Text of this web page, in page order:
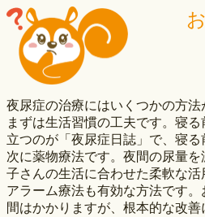
夜尿症の治療にはいくつかの方
まずは生活習慣の工夫です。寝
立つのが「夜尿症日誌」で、寝
次に薬物療法です。夜間の尿量
子さんの生活に合わせた柔軟な活
アラーム療法も有効な方法です
間はかかりますが、根本的な改善